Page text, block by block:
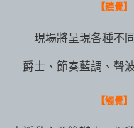
【聽覺
現場將呈現各種不
爵士、節奏藍調、聲
【觸覺